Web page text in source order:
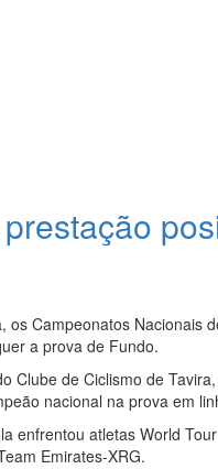
Campeonatos Nacionais
a prova de Fundo.
Clube de Ciclismo de
nacional na prova em
enfrentou atletas World
Emirates-XRG.